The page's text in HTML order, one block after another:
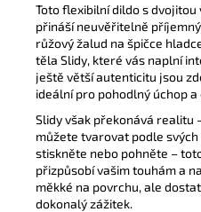
Toto flexibilní dildo s dvojitou
přináší neuvěřitelně
růžový žalud na špičce
těla Slidy, které vás naplní
ještě větší autenticitu jsou
ideální pro pohodlný úchop
Slidy však překonává realitu
můžete tvarovat podle
stiskněte nebo pohněte –
přizpůsobí vašim touhám a
měkké na povrchu, ale
dokonalý zážitek.